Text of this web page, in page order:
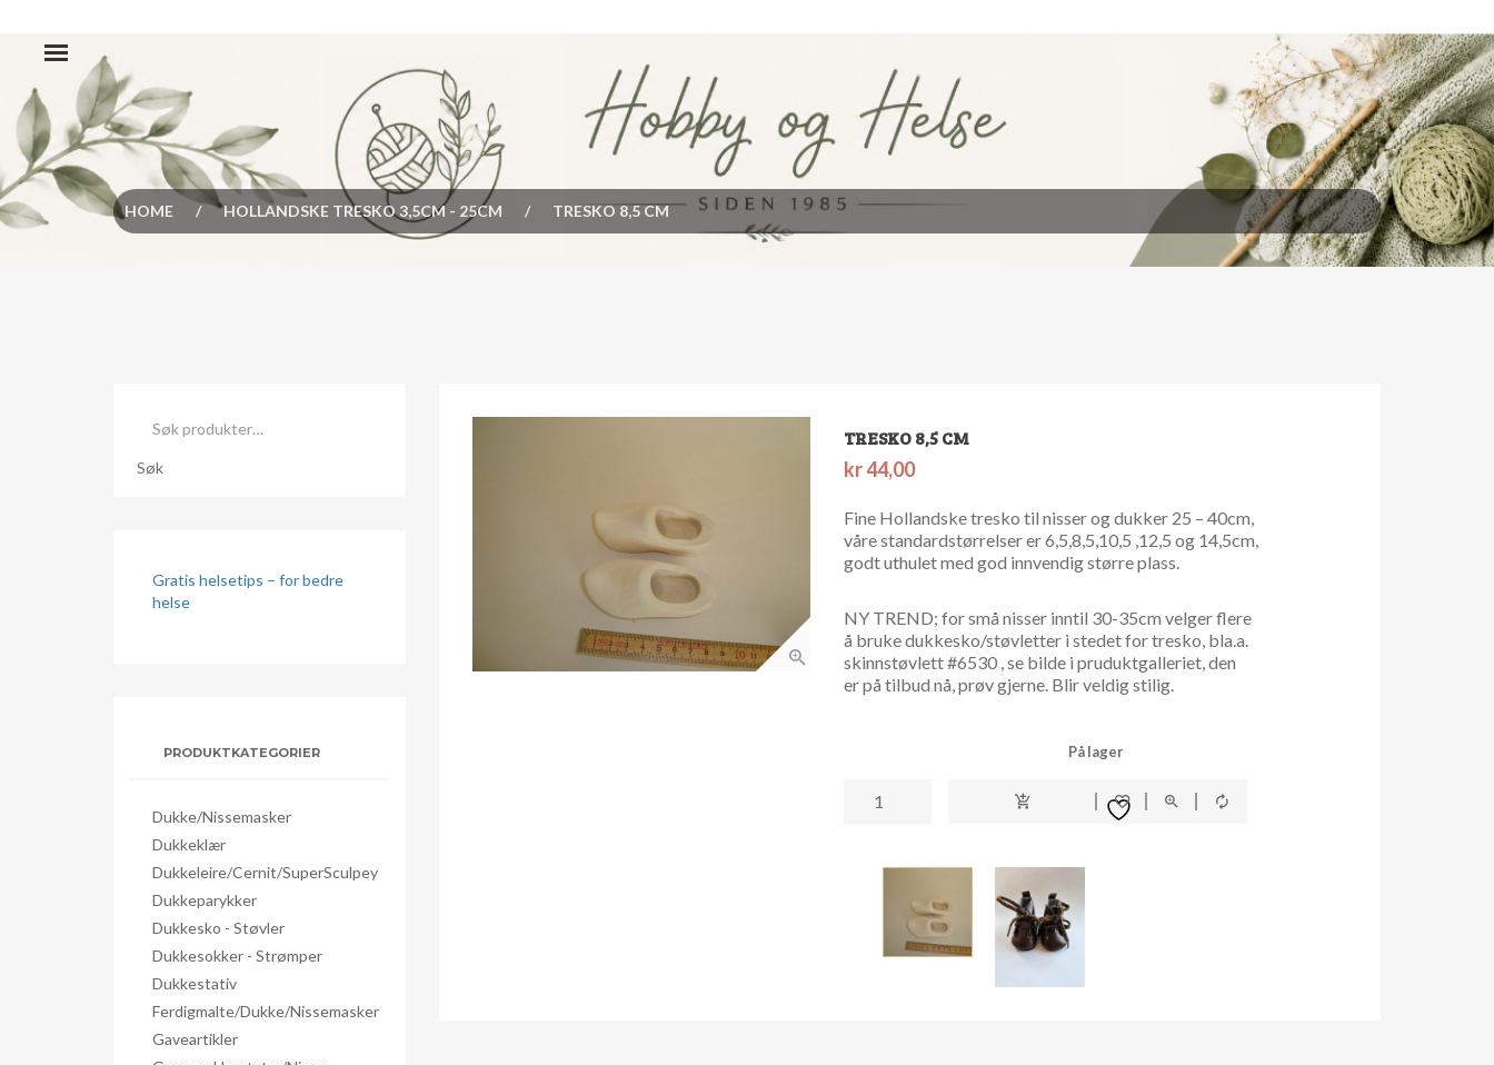
HOME / HOLLANDSKE TRESKO 3,5CM - 25CM / TRESKO 8,5 CM
etter:
Søk
Gratis helsetips – for bedre
helse
PRODUKTKATEGORIER
Dukke/nissemasker
Dukkeklær
Dukkeleire/Cernit/SuperSculpey
Dukkeparykker
Dukkesko - Støvler
Dukkesokker - Strømper
Dukkestativ
Ferdigmalte/dukke/nissemasker
Gaveartikler
TRESKO 8,5 CM
kr44,00
Fine Hollandske tresko til nisser og dukker 25 – 40cm,
våre standardstørrelser er 6,5,8,5,10,5 ,12,5 og 14,5cm,
godt uthulet med god innvendig større plass.
NY TREND; for små nisser inntil 30-35cm velger flere
å bruke dukkesko/støvletter i stedet for tresko, bla.a.
skinnstøvlett #6530 , se bilde i pruduktgalleriet, den
er på tilbud nå, prøv gjerne. Blir veldig stilig.
På lager
Tresko